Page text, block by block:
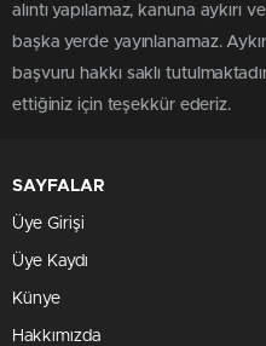
alıntı yapılamaz, kanuna aykırı
başka yerde yayınlanamaz.
başvuru hakkı saklı
ettiğiniz için teşekkür ederiz.
SAYFALAR
Üye Girişi
Üye Kaydı
Künye
Hakkımızda